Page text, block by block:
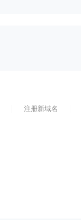
注册新域名